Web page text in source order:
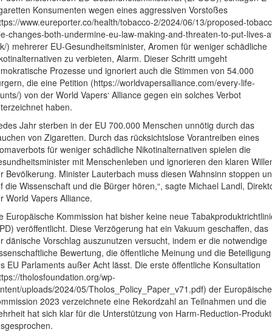
Konsumenten wegen eines aggressiven Vorstoßes
www.eureporter.co/health/tobacco-2/2024/06/13/proposed-
changes-both-undermine-eu-law-making-and-threaten-to-put-lives-
) mehrerer EU-Gesundheitsminister, Aromen für weniger schädliche
zu verbieten, Alarm. Dieser Schritt umgeht
Prozesse und ignoriert auch die Stimmen von 54.000
die eine Petition (https://worldvapersalliance.com/every-life-
) von der World Vapers‘ Alliance gegen ein solches Verbot
haben.
Jahr sterben in der EU 700.000 Menschen unnötig durch das
von Zigaretten. Durch das rücksichtslose Vorantreiben eines
für weniger schädliche Nikotinalternativen spielen die
mit Menschenleben und ignorieren den klaren
Bevölkerung. Minister Lauterbach muss diesen Wahnsinn stoppen
die Wissenschaft und die Bürger hören,“, sagte Michael Landl,
World Vapers Alliance.
Europäische Kommission hat bisher keine neue
veröffentlicht. Diese Verzögerung hat ein Vakuum geschaffen, das
dänische Vorschlag auszunutzen versucht, indem er die notwendige
Bewertung, die öffentliche Meinung und die Beteiligung
EU Parlaments außer Acht lässt. Die erste öffentliche Konsultation
tholosfoundation.org/wp-
uploads/2024/05/Tholos_Policy_Paper_v71.pdf) der
2023 verzeichnete eine Rekordzahl an Teilnahmen und die
hat sich klar für die Unterstützung von Harm-Reduction-